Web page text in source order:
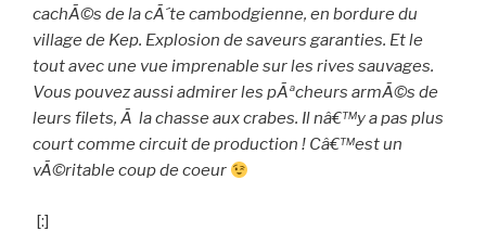
cachÃ©s de la cÃ´te cambodgienne, en bordure du
village de Kep. Explosion de saveurs garanties. Et le
tout avec une vue imprenable sur les rives sauvages.
Vous pouvez aussi admirer les pÃªcheurs armÃ©s de
leurs filets, Ã la chasse aux crabes. Il nâ€™y a pas plus
court comme circuit de production ! Câ€™est un
vÃ©ritable coup de coeur
[:]